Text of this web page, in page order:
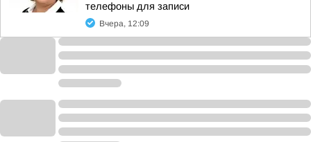
телефоны для записи
Вчера, 12:09